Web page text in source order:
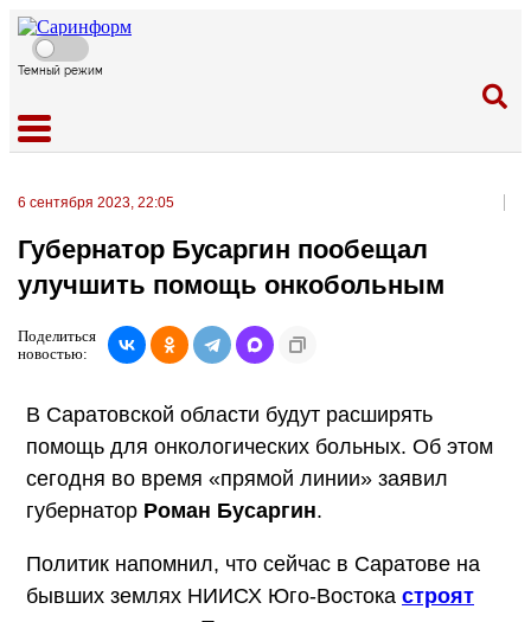
Темный режим
6 сентября 2023, 22:05
Губернатор Бусаргин пообещал
улучшить помощь онкобольным
Поделиться
новостью:
В Саратовской области будут расширять
помощь для онкологических больных. Об этом
сегодня во время «прямой линии» заявил
губернатор Роман Бусаргин.
Политик напомнил, что сейчас в Саратове на
бывших землях НИИСХ Юго-Востока строят